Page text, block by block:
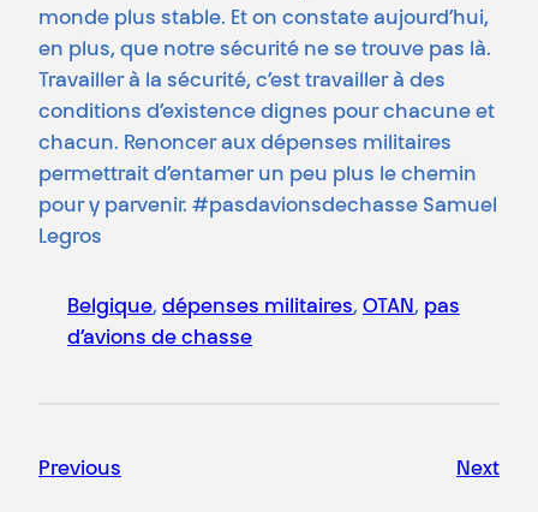
monde plus stable. Et on constate aujourd’hui,
en plus, que notre sécurité ne se trouve pas là.
Travailler à la sécurité, c’est travailler à des
conditions d’existence dignes pour chacune et
chacun. Renoncer aux dépenses militaires
permettrait d’entamer un peu plus le chemin
pour y parvenir. #pasdavionsdechasse Samuel
Legros
Belgique, dépenses militaires, OTAN, pas
d’avions de chasse
Previous Next